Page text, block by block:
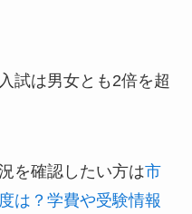
試は男女とも2倍を超
を確認したい方は市
は？学費や受験情報